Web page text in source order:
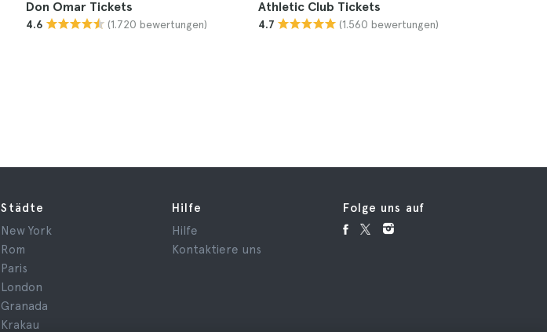
Don Omar Tickets
4.6 (1.720 bewertungen)
Athletic Club Tickets
4.7 (1.560 bewertungen)
Städte
New York
Rom
Paris
London
Granada
Krakau
Hilfe
Hilfe
Kontaktiere uns
Folge uns auf